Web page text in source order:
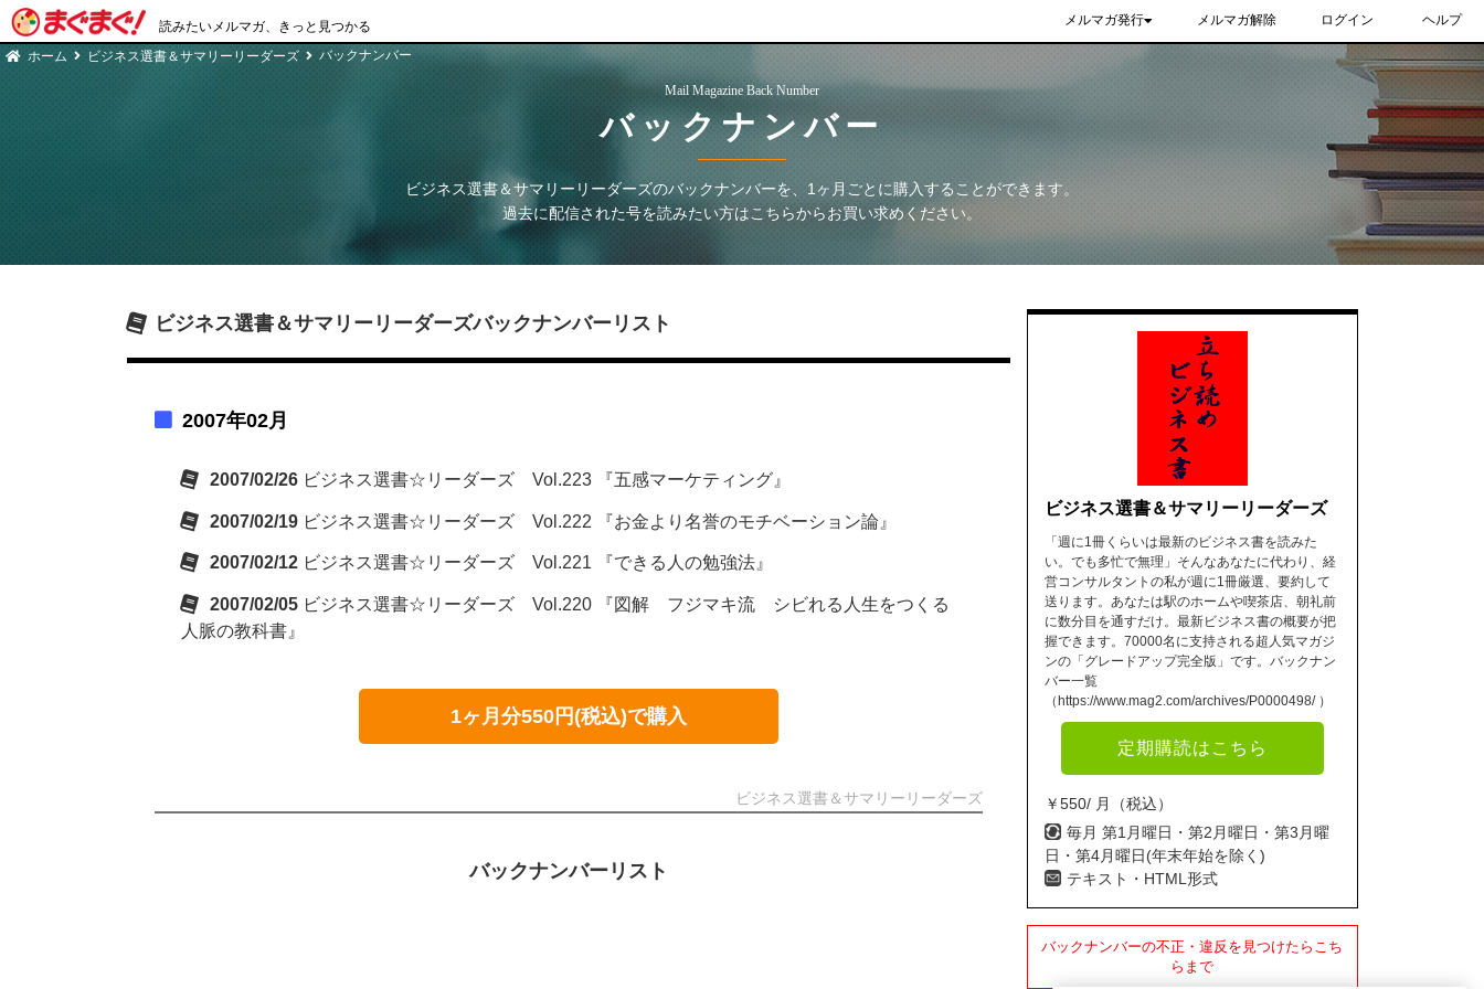
読みたいメルマガ、きっと見つかる メルマガ発行 メルマガ解除 ログイン ヘルプ
ホーム ビジネス選書＆サマリーリーダーズ バックナンバー
Mail Magazine Back Number
バックナンバー
ビジネス選書＆サマリーリーダーズのバックナンバーを、1ヶ月ごとに購入することができます。
過去に配信された号を読みたい方はこちらからお買い求めください。
ビジネス選書＆サマリーリーダーズバックナンバーリスト
2007年02月
2007/02/26 ビジネス選書☆リーダーズ Vol.223 『五感マーケティング』
2007/02/19 ビジネス選書☆リーダーズ Vol.222 『お金より名誉のモチベーション論』
2007/02/12 ビジネス選書☆リーダーズ Vol.221 『できる人の勉強法』
2007/02/05 ビジネス選書☆リーダーズ Vol.220 『図解 フジマキ流 シビれる人生をつくる
人脈の教科書』
1ヶ月分550円(税込)で購入
ビジネス選書＆サマリーリーダーズ
バックナンバーリスト
ビジネス選書＆サマリーリーダーズ
「週に1冊くらいは最新のビジネス書を読みた
い。でも多忙で無理」そんなあなたに代わり、経
営コンサルタントの私が週に1冊厳選、要約して
送ります。あなたは駅のホームや喫茶店、朝礼前
に数分目を通すだけ。最新ビジネス書の概要が把
握できます。70000名に支持される超人気マガジ
ンの「グレードアップ完全版」です。バックナン
バー一覧
（https://www.mag2.com/archives/P0000498/ ）
定期購読はこちら
￥550/ 月（税込）
毎月 第1月曜日・第2月曜日・第3月曜
日・第4月曜日(年末年始を除く)
テキスト・HTML形式
バックナンバーの不正・違反を見つけたらこち
らまで